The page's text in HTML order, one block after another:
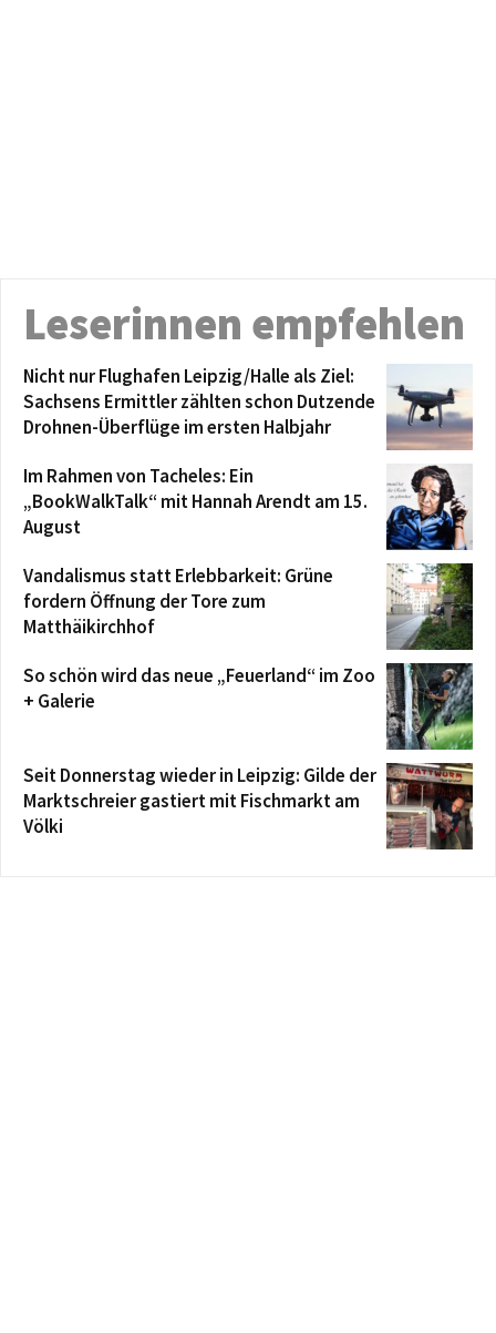
Leserinnen empfehlen
Nicht nur Flughafen Leipzig/Halle als Ziel:
Sachsens Ermittler zählten schon Dutzende
Drohnen-Überflüge im ersten Halbjahr
Im Rahmen von Tacheles: Ein
„BookWalkTalk“ mit Hannah Arendt am 15.
August
Vandalismus statt Erlebbarkeit: Grüne
fordern Öffnung der Tore zum
Matthäikirchhof
So schön wird das neue „Feuerland“ im Zoo
+ Galerie
Seit Donnerstag wieder in Leipzig: Gilde der
Marktschreier gastiert mit Fischmarkt am
Völki